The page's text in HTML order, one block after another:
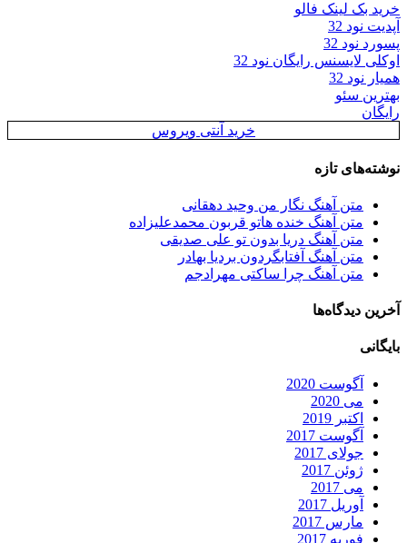
خرید بک لینک فالو
آپدیت نود 32
پسورد نود 32
اوکلی لایسنس رایگان نود 32
همیار نود 32
بهترین سئو
رایگان
خرید آنتی ویروس
نوشته‌های تازه
متن آهنگ نگار من وحید دهقانی
متن آهنگ خنده هاتو قربون محمدعلیزاده
متن آهنگ دریا بدون تو علی صدیقی
متن آهنگ آفتابگردون بردیا بهادر
متن آهنگ چرا ساکتی مهرادجم
آخرین دیدگاه‌ها
بایگانی
آگوست 2020
می 2020
اکتبر 2019
آگوست 2017
جولای 2017
ژوئن 2017
می 2017
آوریل 2017
مارس 2017
فوریه 2017